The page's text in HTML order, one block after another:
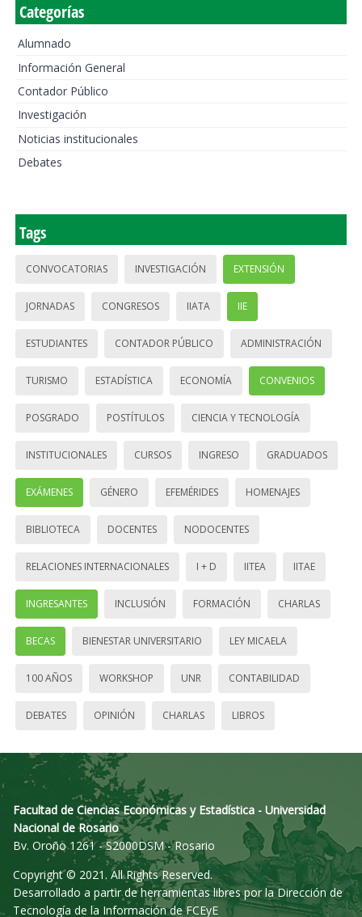
Categorías
Alumnado
Información General
Contador Público
Investigación
Noticias institucionales
Debates
Tags
CONVOCATORIAS INVESTIGACIÓN EXTENSIÓN
JORNADAS CONGRESOS IIATA IIE
ESTUDIANTES CONTADOR PÚBLICO ADMINISTRACIÓN
TURISMO ESTADÍSTICA ECONOMÍA CONVENIOS
POSGRADO POSTÍTULOS CIENCIA Y TECNOLOGÍA
INSTITUCIONALES CURSOS INGRESO GRADUADOS
EXÁMENES GÉNERO EFEMÉRIDES HOMENAJES
BIBLIOTECA DOCENTES NODOCENTES
RELACIONES INTERNACIONALES I + D IITEA IITAE
INGRESANTES INCLUSIÓN FORMACIÓN CHARLAS
BECAS BIENESTAR UNIVERSITARIO LEY MICAELA
100 AÑOS WORKSHOP UNR CONTABILIDAD
DEBATES OPINIÓN CHARLAS LIBROS
Facultad de Ciencias Económicas y Estadística - Universidad
Nacional de Rosario
Bv. Oroño 1261 - S2000DSM - Rosario
Copyright © 2021. All Rights Reserved.
Desarrollado a partir de herramientas libres por la Dirección de
Tecnología de la Información de FCEyE